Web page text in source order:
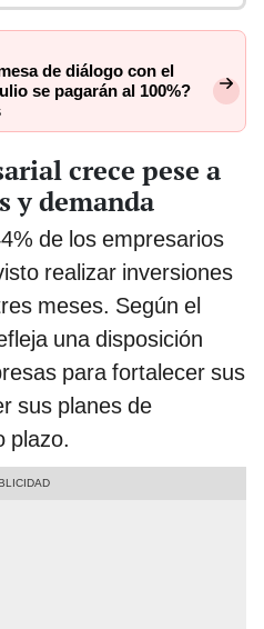
de diálogo con el
se pagarán al 100%?
crece pese a
y demanda
de los empresarios
realizar inversiones
meses. Según el
una disposición
para fortalecer sus
sus planes de
plazo.